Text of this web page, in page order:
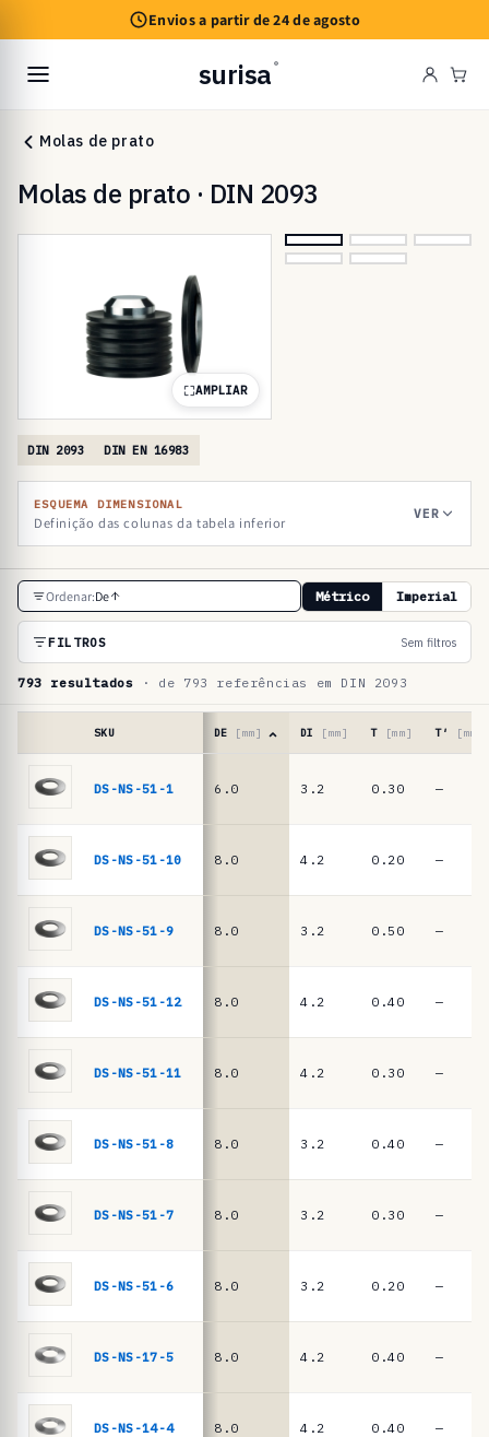
conteúdo
Envios a partir de 24 de agosto
surisa ®
Molas de prato
Molas de prato · DIN 2093
AMPLIAR
DIN 2093 DIN EN 16983
ESQUEMA DIMENSIONAL
Definição das colunas da tabela inferior
VER
T
a
e
l
f
ê
c
s
p
Ordenar:De Métrico Imperial
FILTROS Sem filtros
793 resultados · de 793 referências em DIN 2093
molas
prato
2093
DIN
16983
SKU DE [mm] DI [mm] T [mm] T′ [mm]
DS-NS-51-1 6.0 3.2 0.30 —
DS-NS-51-10 8.0 4.2 0.20 —
DS-NS-51-9 8.0 3.2 0.50 —
DS-NS-51-12 8.0 4.2 0.40 —
DS-NS-51-11 8.0 4.2 0.30 —
DS-NS-51-8 8.0 3.2 0.40 —
DS-NS-51-7 8.0 3.2 0.30 —
DS-NS-51-6 8.0 3.2 0.20 —
DS-NS-17-5 8.0 4.2 0.40 —
DS-NS-14-4 8.0 4.2 0.40 —